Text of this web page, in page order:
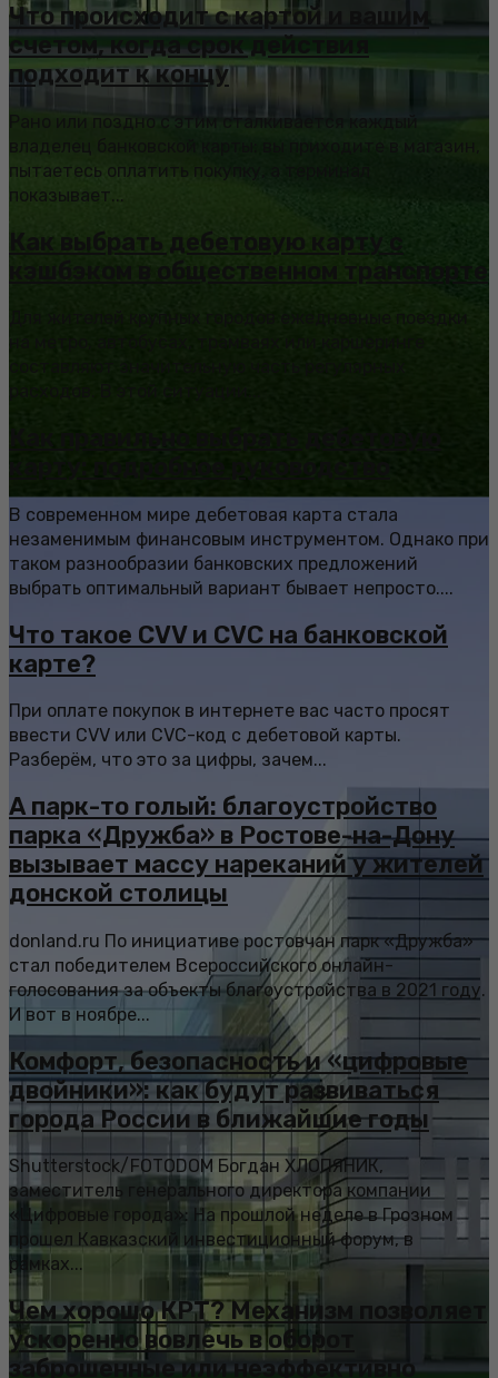
Что происходит с картой и вашим
счетом, когда срок действия
подходит к концу
Рано или поздно с этим сталкивается каждый
владелец банковской карты: вы приходите в магазин,
пытаетесь оплатить покупку, а терминал
показывает...
Как выбрать дебетовую карту с
кэшбэком в общественном транспорте
Для жителей крупных городов ежедневные поездки
В современном мире дебетовая карта стала
незаменимым финансовым инструментом. Однако при
таком разнообразии банковских предложений
выбрать оптимальный вариант бывает непросто....
Что такое CVV и CVC на банковской
карте?
При оплате покупок в интернете вас часто просят
ввести CVV или CVC-код с дебетовой карты.
Разберём, что это за цифры, зачем...
А парк-то голый: благоустройство
парка «Дружба» в Ростове-на-Дону
вызывает массу нареканий у жителей
донской столицы
donland.ru По инициативе ростовчан парк «Дружба»
стал победителем Всероссийского онлайн-
голосования за объекты благоустройства в 2021 году.
И вот в ноябре...
Комфорт, безопасность и «цифровые
двойники»: как будут развиваться
города России в ближайшие годы
Shutterstock/FOTODOM Богдан ХЛОПЯНИК,
заместитель генерального директора компании
«Цифровые города»: На прошлой неделе в Грозном
прошел Кавказский инвестиционный форум, в
рамках...
Чем хорошо КРТ? Механизм позволяет
ускоренно вовлечь в оборот
заброшенные или неэффективно